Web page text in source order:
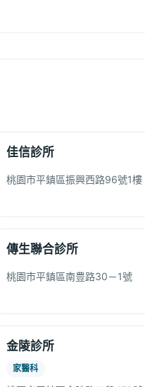
佳信診所
桃園市平鎮區振興西路96號1樓
傳生聯合診所
桃園市平鎮區南豊路30－1號
金陵診所
家醫科